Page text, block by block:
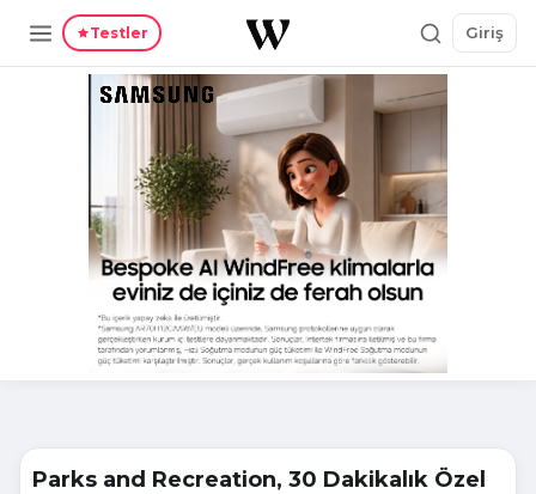
Testler Giriş
Parks and Recreation, 30 Dakikalık Özel